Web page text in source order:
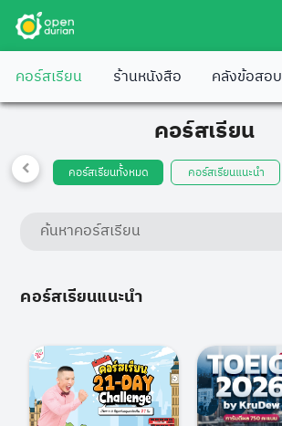
คอร์สเรียน ร้านหนังสือ คลังข้อสอบ
คอร์สเรียน
คอร์สเรียนทั้งหมด คอร์สเรียนแนะนำ
ค้นหาคอร์สเรียน
คอร์สเรียนแนะนำ